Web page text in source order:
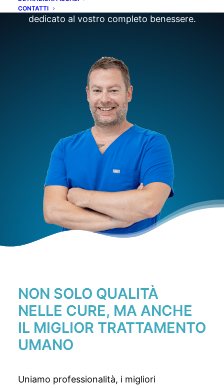
CONTATTI
nostro studio dentistico in un luogo di cura
dedicato al vostro completo benessere.
NON SOLO QUALITÀ
NELLE CURE, MA ANCHE
IL MIGLIOR TRATTAMENTO
UMANO
Uniamo professionalità, i migliori